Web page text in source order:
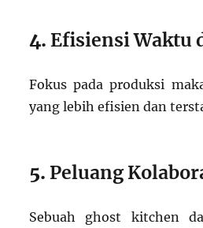
4. Efisiensi Waktu
Fokus pada produksi
yang lebih efisien dan
5. Peluang
Sebuah ghost kitchen